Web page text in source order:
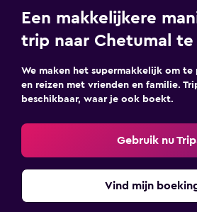
Een makkelijkere
trip naar Chetumal te
We maken het supermakkelijk om te
en reizen met vrienden en familie.
beschikbaar, waar je ook boekt.
Gebruik nu
Vind mijn